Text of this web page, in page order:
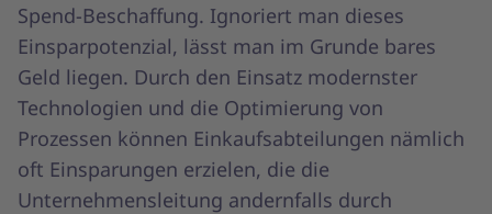
Spend-Beschaffung. Ignoriert man dieses
Einsparpotenzial, lässt man im Grunde bares
Geld liegen. Durch den Einsatz modernster
Technologien und die Optimierung von
Prozessen können Einkaufsabteilungen nämlich
oft Einsparungen erzielen, die die
Unternehmensleitung andernfalls durch